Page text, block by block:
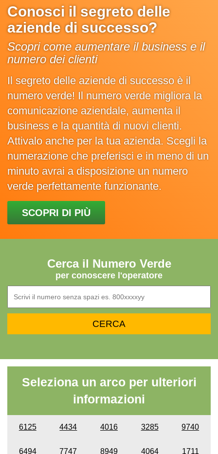
Conosci il segreto delle
aziende di successo?
Scopri come aumentare il business e il
numero dei clienti
Il segreto delle aziende di successo è il
numero verde! Il numero verde migliora la
comunicazione aziendale, aumenta il
business e la quantità di nuovi clienti.
Attivalo anche per la tua azienda. Scegli la
numerazione che preferisci e in meno di un
minuto avrai a disposizione un numero
verde perfettamente funzionante.
SCOPRI DI PIÙ
Cerca il Numero Verde
per conoscere l'operatore
Seleziona un arco per ulteriori
informazioni
6125 4434 4016 3285 9740
6494 7747 8949 4064 1711